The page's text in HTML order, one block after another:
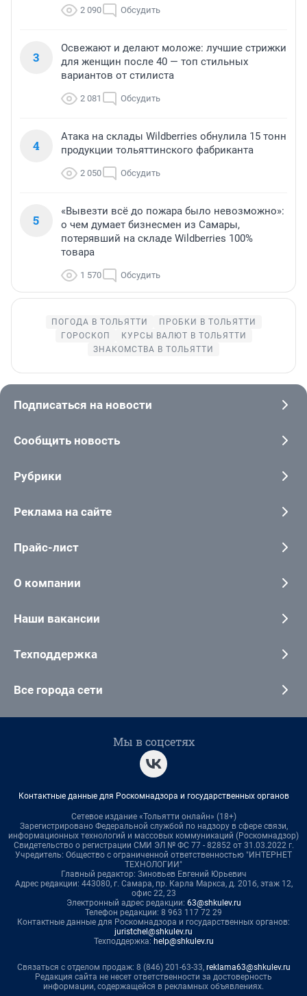
2 090 Обсудить
3
Освежают и делают моложе: лучшие стрижки
для женщин после 40 — топ стильных
вариантов от стилиста
2 081 Обсудить
4
Атака на склады Wildberries обнулила 15 тонн
продукции тольяттинского фабриканта
2 050 Обсудить
5
«Вывезти всё до пожара было невозможно»:
о чем думает бизнесмен из Самары,
потерявший на складе Wildberries 100%
товара
1 570 Обсудить
ПОГОДА В ТОЛЬЯТТИ
ПРОБКИ В ТОЛЬЯТТИ
ГОРОСКОП
КУРСЫ ВАЛЮТ В ТОЛЬЯТТИ
ЗНАКОМСТВА В ТОЛЬЯТТИ
Подписаться на новости
Сообщить новость
Рубрики
Реклама на сайте
Прайс-лист
О компании
Наши вакансии
Техподдержка
Все города сети
Мы в соцсетях
Контактные данные для Роскомнадзора и государственных органов
Сетевое издание «Тольятти онлайн» (18+)
Зарегистрировано Федеральной службой по надзору в сфере связи,
информационных технологий и массовых коммуникаций (Роскомнадзор)
Свидетельство о регистрации СМИ ЭЛ № ФС 77 - 82852 от 31.03.2022 г.
Учредитель: Общество с ограниченной ответственностью "ИНТЕРНЕТ
ТЕХНОЛОГИИ"
Главный редактор: Зиновьев Евгений Юрьевич
Адрес редакции: 443080, г. Самара, пр. Карла Маркса, д. 201б, этаж 12,
офис 22, 23
Электронный адрес редакции: 63@shkulev.ru
Телефон редакции: 8 963 117 72 29
Контактные данные для Роскомнадзора и государственных органов:
juristchel@shkulev.ru
Техподдержка: help@shkulev.ru
Связаться с отделом продаж: 8 (846) 201-63-33, reklama63@shkulev.ru
Редакция сайта не несет ответственности за достоверность
информации, содержащейся в рекламных объявлениях.